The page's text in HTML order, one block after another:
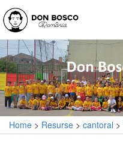
Home > Resurse > cantoral >